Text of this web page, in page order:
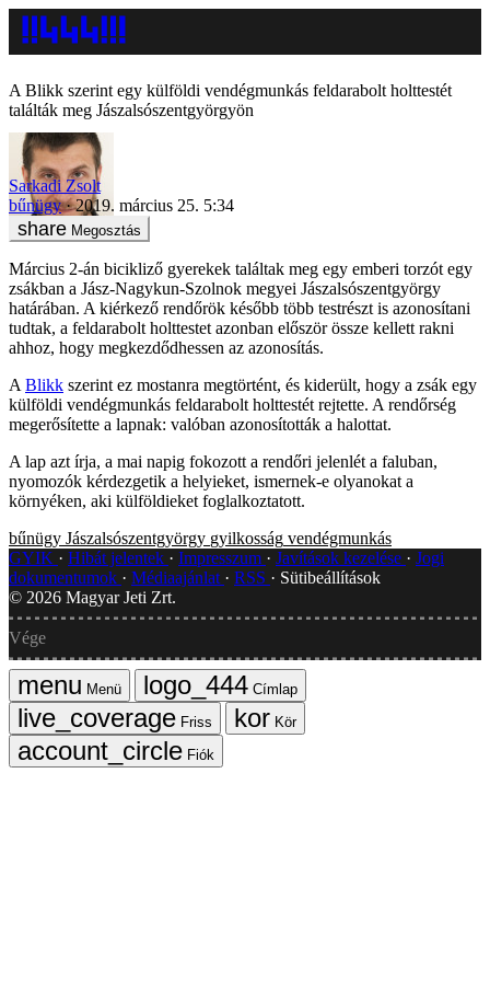
A Blikk szerint egy külföldi vendégmunkás feldarabolt holttestét
találták meg Jászalsószentgyörgyön
Sarkadi Zsolt
bűnügy
2019. március 25. 5:34
Megosztás
Március 2-án bicikliző gyerekek találtak meg egy emberi torzót egy
zsákban a Jász-Nagykun-Szolnok megyei Jászalsószentgyörgy
határában. A kiérkező rendőrök később több testrészt is azonosítani
tudtak, a feldarabolt holttestet azonban először össze kellett rakni
ahhoz, hogy megkezdődhessen az azonosítás.
A Blikk szerint ez mostanra megtörtént, és kiderült, hogy a zsák egy
külföldi vendégmunkás feldarabolt holttestét rejtette. A rendőrség
megerősítette a lapnak: valóban azonosították a halottat.
A lap azt írja, a mai napig fokozott a rendőri jelenlét a faluban,
nyomozók kérdezgetik a helyieket, ismernek-e olyanokat a
környéken, aki külföldieket foglalkoztatott.
bűnügy Jászalsószentgyörgy gyilkosság vendégmunkás
GYIK
Hibát jelentek Impresszum Javítások kezelése
Jogi
dokumentumok
Médiaajánlat RSS
Sütibeállítások
© 2026 Magyar Jeti Zrt.
Vége
Menü
Címlap
Friss
Kör
Fiók